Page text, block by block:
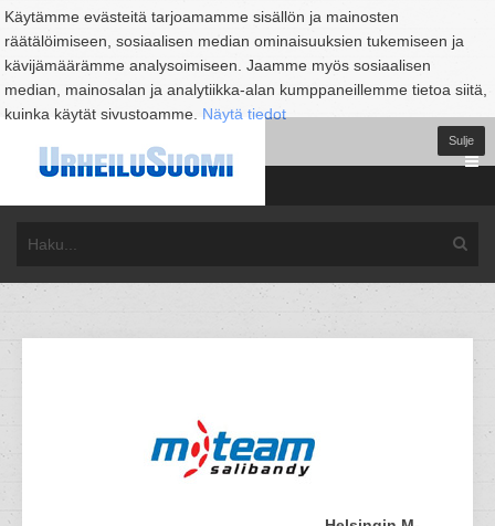
Käytämme evästeitä tarjoamamme sisällön ja mainosten
räätälöimiseen, sosiaalisen median ominaisuuksien tukemiseen ja
kävijämäärämme analysoimiseen. Jaamme myös sosiaalisen
median, mainosalan ja analytiikka-alan kumppaneillemme tietoa siitä,
kuinka käytät sivustoamme. Näytä tiedot
Sulje